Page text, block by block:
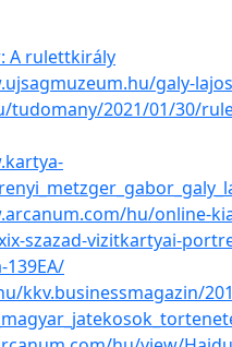
A rulettkirály
galy-
tudomany/2021/01/30/
hu/online-
szazad-vizitkartyai-
kkv.businessmagazin/